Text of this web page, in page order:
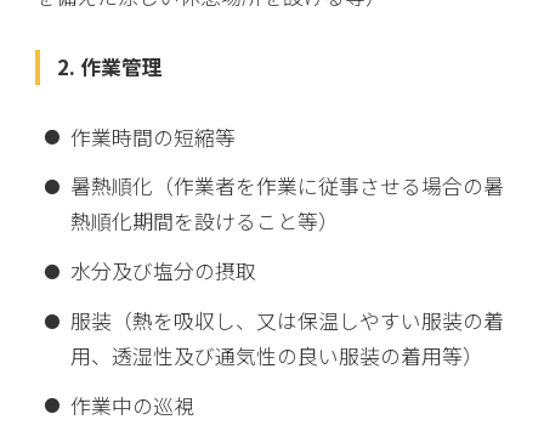
2. 作業管理
作業時間の短縮等
暑熱順化（作業者を作業に従事させる場合の暑
熱順化期間を設けること等）
水分及び塩分の摂取
服装（熱を吸収し、又は保温しやすい服装の着
用、透湿性及び通気性の良い服装の着用等）
作業中の巡視